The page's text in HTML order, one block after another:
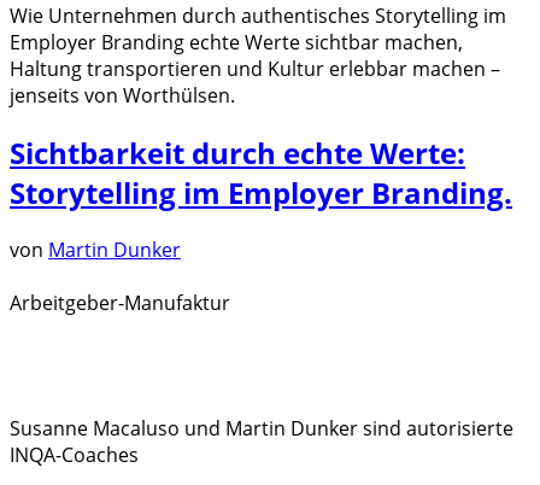
Wie Unternehmen durch authentisches Storytelling im
Employer Branding echte Werte sichtbar machen,
Haltung transportieren und Kultur erlebbar machen –
jenseits von Worthülsen.
Sichtbarkeit durch echte Werte:
Storytelling im Employer Branding.
von Martin Dunker
Arbeitgeber-Manufaktur
Susanne Macaluso und Martin Dunker sind autorisierte
INQA-Coaches